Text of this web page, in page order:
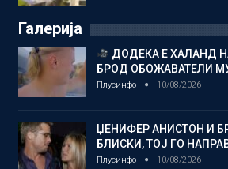
Галерија
ДОДЕКА Е ХАЛАНД
БРОД ОБОЖАВАТЕЛИ
Плусинфо 10/08/2026
ЏЕНИФЕР АНИСТОН И
БЛИСКИ, ТОЈ ГО
Плусинфо 10/08/2026